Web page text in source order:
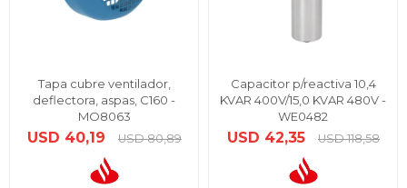
Tapa cubre ventilador,
deflectora, aspas, C160 -
MO8063
USD 40,19 USD 80,89
Capacitor p/reactiva 10,4
KVAR 400V/15,0 KVAR 480V -
WE0482
USD 42,35 USD 118,58